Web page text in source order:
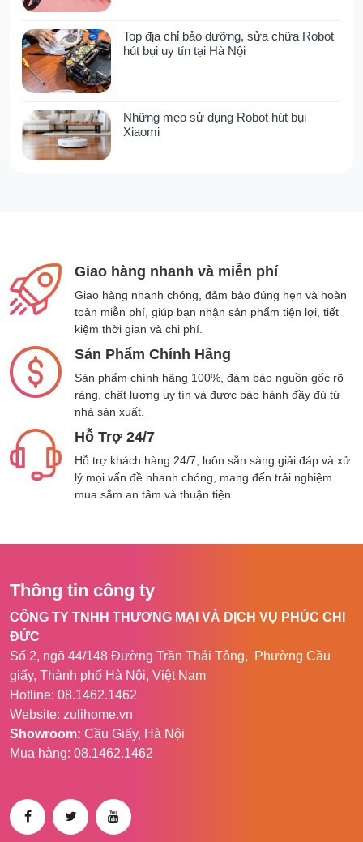
trong quá trình sử dụng một cách nhanh
chóng.
Cảm biến nhận diện vết bẩn
Dreame H11 Maxđã được hãng trang bị
cảm biến nhận diện vết bẩn thông minh, từ
Khi gặp chất lỏng như sữa và nước, bạn
có thể bật chế độ hút nước để giảm lượng
thoát nước và đảm bảo rằng chất lỏng
được hút hết vào trong.
Có thể thấy, sữa tràn trên mặt đất cũng
được hút trơn tru khi máy đi ngang qua,
quan trọng hơn là sữa chảy vào khe nứt
của gạch lát nền cũng bị hút hoàn toàn.
Màn hình LED trực quan
Dreame H11 Maxđược trang bị một màn
lại, thông báo về trạng thái lắp bể chứa
trên màn hình LED giúp người sử dụng dễ
dàng nắm bắt được công việc để chủ động
dọn dẹp nhà cửa một cách hiệu quả.
Thông số sản phẩm
Kích thước sản
phẩm
Lực hút
Top địa chỉ bảo dưỡng, sửa chữa Robot
hút bụi uy tín tại Hà Nội
Những mẹo sử dụng Robot hút bụi
Xiaomi
Giao hàng nhanh và miễn phí
Giao hàng nhanh chóng, đảm bảo đúng hẹn và hoàn
toàn miễn phí, giúp bạn nhận sản phẩm tiện lợi, tiết
kiệm thời gian và chi phí.
Sản Phẩm Chính Hãng
Sản phẩm chính hãng 100%, đảm bảo nguồn gốc rõ
ràng, chất lượng uy tín và được bảo hành đầy đủ từ
nhà sản xuất.
Hỗ Trợ 24/7
Hỗ trợ khách hàng 24/7, luôn sẵn sàng giải đáp và xử
lý mọi vấn đề nhanh chóng, mang đến trải nghiệm
mua sắm an tâm và thuận tiện.
Thông tin công ty
CÔNG TY TNHH THƯƠNG MẠI VÀ DỊCH VỤ PHÚC CHI
ĐỨC
Số 2, ngõ 44/148 Đường Trần Thái Tông, Phường Cầu
giấy, Thành phố Hà Nội, Việt Nam
Hotline: 08.1462.1462
Website: zulihome.vn
Showroom: Cầu Giấy, Hà Nội
Mua hàng: 08.1462.1462